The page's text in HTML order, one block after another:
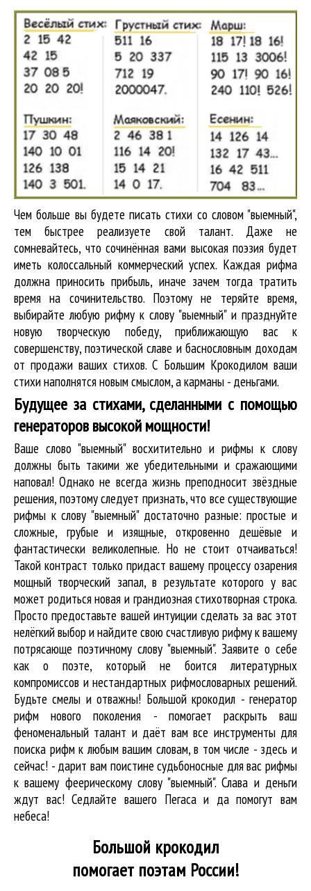
Чем больше вы будете писать стихи со словом "выемный",
тем быстрее реализуете свой талант. Даже не
сомневайтесь, что сочинённая вами высокая поэзия будет
иметь колоссальный коммерческий успех. Каждая рифма
должна приносить прибыль, иначе зачем тогда тратить
время на сочинительство. Поэтому не теряйте время,
выбирайте любую рифму к слову "выемный" и празднуйте
новую творческую победу, приближающую вас к
совершенству, поэтической славе и баснословным доходам
от продажи ваших стихов. С Большим Крокодилом ваши
стихи наполнятся новым смыслом, а карманы - деньгами.
Будущее за стихами, сделанными с помощью
генераторов высокой мощности!
Ваше слово "выемный" восхитительно и рифмы к слову
должны быть такими же убедительными и сражающими
наповал! Однако не всегда жизнь преподносит звёздные
решения, поэтому следует признать, что все существующие
рифмы к слову "выемный" достаточно разные: простые и
сложные, грубые и изящные, откровенно дешёвые и
фантастически великолепные. Но не стоит отчаиваться!
Такой контраст только придаст вашему процессу озарения
мощный творческий запал, в результате которого у вас
может родиться новая и грандиозная стихотворная строка.
Просто предоставьте вашей интуиции сделать за вас этот
нелёгкий выбор и найдите свою счастливую рифму к вашему
потрясающе поэтичному слову "выемный". Заявите о себе
как о поэте, который не боится литературных
компромиссов и нестандартных рифмословарных решений.
Будьте смелы и отважны! Большой крокодил - генератор
рифм нового поколения - помогает раскрыть ваш
феноменальный талант и даёт вам все инструменты для
поиска рифмк любым вашим словам, в том числе - здесь и
сейчас! - дарит вам поистине судьбоносные для вас рифмы
к вашему феерическому слову "выемный". Слава и деньги
ждут вас! Седлайте вашего Пегаса и да помогут вам
небеса!
Большой крокодил
помогает поэтам России!